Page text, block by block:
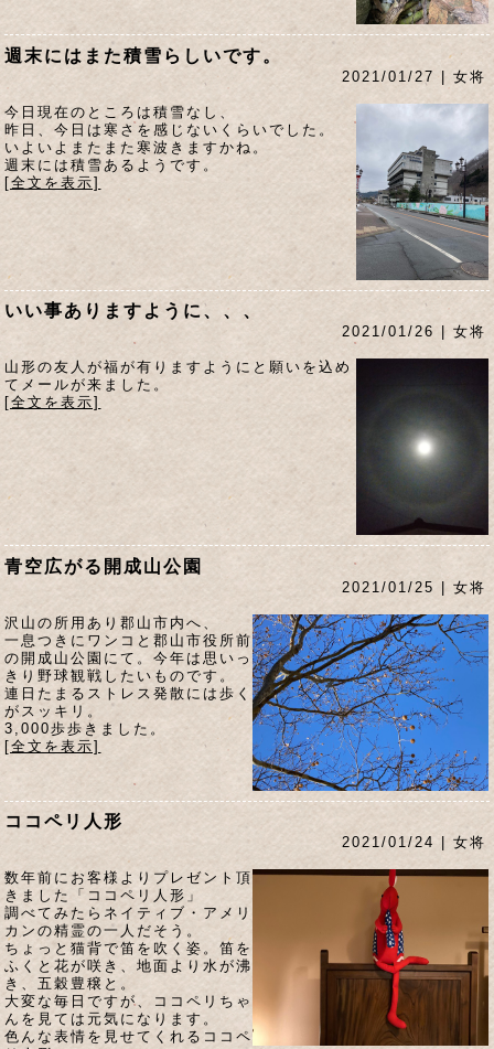
週末にはまた積雪らしいです。
2021/01/27 | 女将
今日現在のところは積雪なし、
昨日、今日は寒さを感じないくらいでした。
いよいよまたまた寒波きますかね。
週末には積雪あるようです。
[全文を表示]
いい事ありますように、、、
2021/01/26 | 女将
山形の友人が福が有りますようにと願いを込め
てメールが来ました。
[全文を表示]
青空広がる開成山公園
2021/01/25 | 女将
沢山の所用あり郡山市内へ、
一息つきにワンコと郡山市役所前
の開成山公園にて。今年は思いっ
きり野球観戦したいものです。
連日たまるストレス発散には歩く
がスッキリ。
3,000歩歩きました。
[全文を表示]
ココペリ人形
2021/01/24 | 女将
数年前にお客様よりプレゼント頂
きました「ココペリ人形」
調べてみたらネイティブ・アメリ
カンの精霊の一人だそう。
ちょっと猫背で笛を吹く姿。笛を
ふくと花が咲き、地面より水が沸
き、五穀豊穣と。
大変な毎日ですが、ココペリちゃ
んを見ては元気になります。
色んな表情を見せてくれるココペ